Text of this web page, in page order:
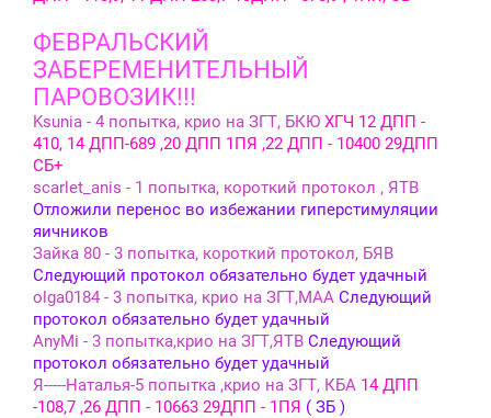
ФЕВРАЛЬСКИЙ
ЗАБЕРЕМЕНИТЕЛЬНЫЙ
ПАРОВОЗИК!!!
Ksunia - 4 попытка, крио на ЗГТ, БКЮ ХГЧ 12 ДПП -
410, 14 ДПП-689 ,20 ДПП 1ПЯ ,22 ДПП - 10400 29ДПП
СБ+
scarlet_anis - 1 попытка, короткий протокол , ЯТВ
Отложили перенос во избежании гиперстимуляции
яичников
Зайка 80 - 3 попытка, короткий протокол, БЯВ
Следующий протокол обязательно будет удачный
olga0184 - 3 попытка, крио на ЗГТ,МАА Следующий
протокол обязательно будет удачный
AnyMi - 3 попытка,крио на ЗГТ,ЯТВ Следующий
протокол обязательно будет удачный
Я-----Наталья-5 попытка ,крио на ЗГТ, КБА 14 ДПП
-108,7 ,26 ДПП - 10663 29ДПП - 1ПЯ ( ЗБ )